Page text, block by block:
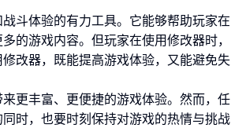
斗体验的有力工具。它能够帮助玩家在
的游戏内容。但玩家在使用修改器时，
改器，既能提高游戏体验，又能避免失
更丰富、更便捷的游戏体验。然而，任
时，也要时刻保持对游戏的热情与挑战